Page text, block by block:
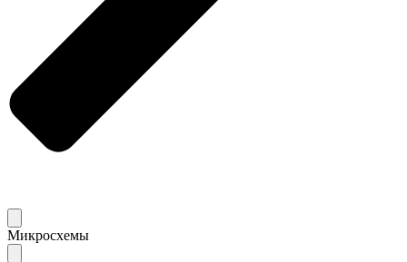
Микросхемы